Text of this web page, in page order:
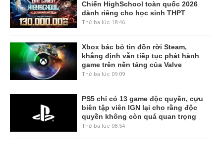
Chiến HighSchool toàn quốc 2026
dành riêng cho học sinh THPT
Thứ ba lúc 18:46
Xbox bác bỏ tin đồn rời Steam,
khẳng định vẫn tiếp tục phát hành
game trên nền tảng của Valve
Thứ ba lúc 09:09
PS5 chỉ có 13 game độc quyền, cựu
biên tập viên IGN lại cho rằng độc
quyền không còn quá quan trọng
Thứ ba lúc 08:54